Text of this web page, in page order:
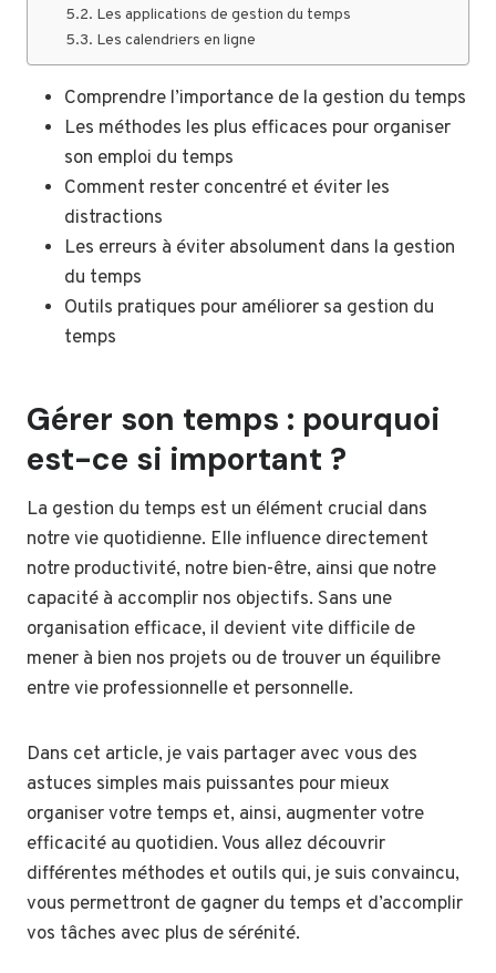
Les applications de gestion du temps
Les calendriers en ligne
Comprendre l’importance de la gestion du temps
Les méthodes les plus efficaces pour organiser
son emploi du temps
Comment rester concentré et éviter les
distractions
Les erreurs à éviter absolument dans la gestion
du temps
Outils pratiques pour améliorer sa gestion du
temps
Gérer son temps : pourquoi
est-ce si important ?
La gestion du temps est un élément crucial dans
notre vie quotidienne. Elle influence directement
notre productivité, notre bien-être, ainsi que notre
capacité à accomplir nos objectifs. Sans une
organisation efficace, il devient vite difficile de
mener à bien nos projets ou de trouver un équilibre
entre vie professionnelle et personnelle.
Dans cet article, je vais partager avec vous des
astuces simples mais puissantes pour mieux
organiser votre temps et, ainsi, augmenter votre
efficacité au quotidien. Vous allez découvrir
différentes méthodes et outils qui, je suis convaincu,
vous permettront de gagner du temps et d’accomplir
vos tâches avec plus de sérénité.